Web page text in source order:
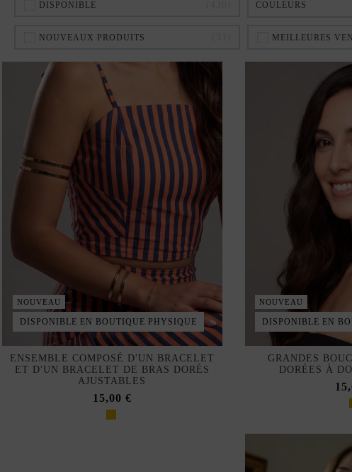
DISPONIBLE COULEURS
NOUVEAUX PRODUITS MEILLEURES
NOUVEAU
DISPONIBLE EN BOUTIQUE PHYSIQUE
ENSEMBLE COMPOSÉ D'UN BRACELET
ET D'UN BRACELET DE BRAS DORÉS
AJUSTABLES
15,00 €
NOUVEAU
DISPONIBLE EN
GRANDES
DORÉES À